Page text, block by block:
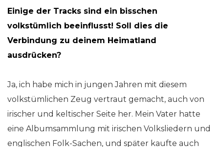
Einige der Tracks sind ein bisschen
volkstümlich beeinflusst! Soll dies die
Verbindung zu deinem Heimatland
ausdrücken?
Ja, ich habe mich in jungen Jahren mit diesem
volkstümlichen Zeug vertraut gemacht, auch von
irischer und keltischer Seite her. Mein Vater hatte
eine Albumsammlung mit irischen Volksliedern und
englischen Folk-Sachen, und später kaufte auch